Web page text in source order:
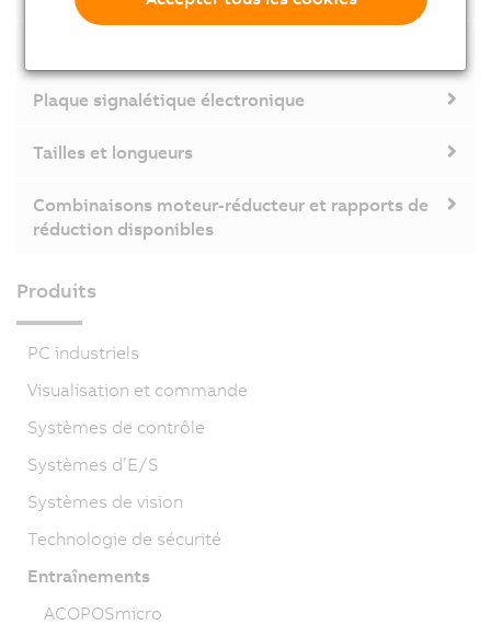
Plaque signalétique électronique
Tailles et longueurs
Combinaisons moteur-réducteur et rapports de
réduction disponibles
Produits
PC industriels
Visualisation et commande
Systèmes de contrôle
Systèmes d’E/S
Systèmes de vision
Technologie de sécurité
Entraînements
ACOPOSmicro